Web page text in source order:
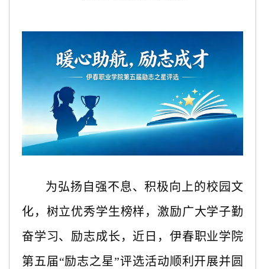
为弘扬自强不息、积极向上的校园文
化，树立优秀学生榜样，激励广大学子勤
奋学习、励志成长，近日，伊春职业学院
第五届“励志之星”评选活动顺利开展并圆